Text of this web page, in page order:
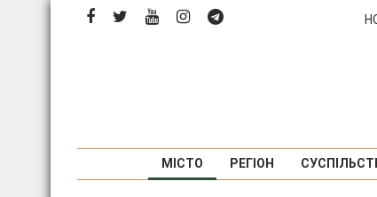
Перейти
МІСТО РЕГІОН